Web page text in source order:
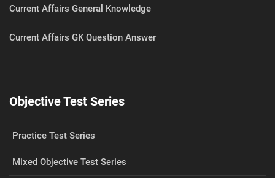
Current Affairs General Knowledge
Current Affairs GK Question Answer
Objective Test Series
Practice Test Series
Mixed Objective Test Series